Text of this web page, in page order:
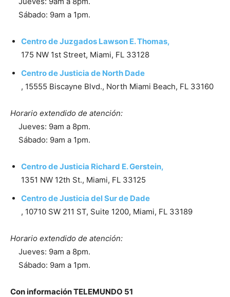
Sábado: 9am a 1pm.
Centro de Juzgados Lawson E. Thomas,
175 NW 1st Street, Miami, FL 33128
Centro de Justicia de North Dade
, 15555 Biscayne Blvd., North Miami Beach, FL 33160
Horario extendido de atención:
Jueves: 9am a 8pm.
Sábado: 9am a 1pm.
Centro de Justicia Richard E. Gerstein,
1351 NW 12th St., Miami, FL 33125
Centro de Justicia del Sur de Dade
, 10710 SW 211 ST, Suite 1200, Miami, FL 33189
Horario extendido de atención:
Jueves: 9am a 8pm.
Sábado: 9am a 1pm.
Con información TELEMUNDO 51